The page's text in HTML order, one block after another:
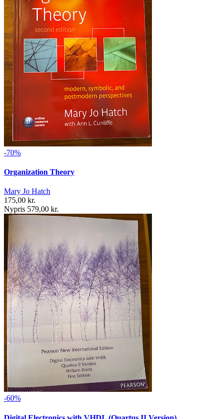
-70%
Organization Theory
Mary Jo Hatch
175,00 kr.
Nypris 579,00 kr.
-60%